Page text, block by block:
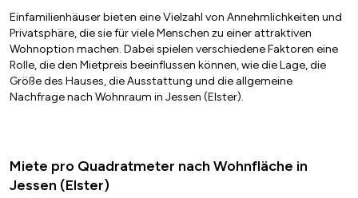
Einfamilienhäuser bieten eine Vielzahl von Annehmlichkeiten und
Privatsphäre, die sie für viele Menschen zu einer attraktiven
Wohnoption machen. Dabei spielen verschiedene Faktoren eine
Rolle, die den Mietpreis beeinflussen können, wie die Lage, die
Größe des Hauses, die Ausstattung und die allgemeine
Nachfrage nach Wohnraum in Jessen (Elster).
Miete pro Quadratmeter nach Wohnfläche in
Jessen (Elster)